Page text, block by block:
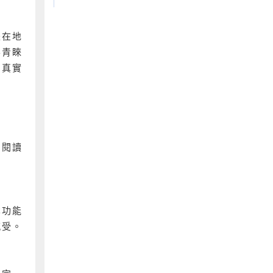
地
睞
實
讀
能
。